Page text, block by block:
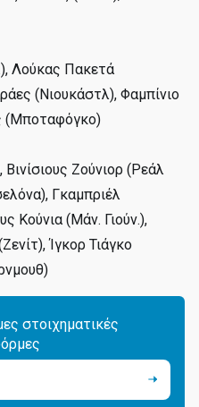
Λούκας Πακετά
(Νιουκάστλ), Φαμπίνιο
(Μποταφόγκο)
Ζούνιορ (Ρεάλ
Γκαμπριέλ
Κούνια (Μάν. Γιούν.),
Ίγκορ Τιάγκο
στοιχηματικές